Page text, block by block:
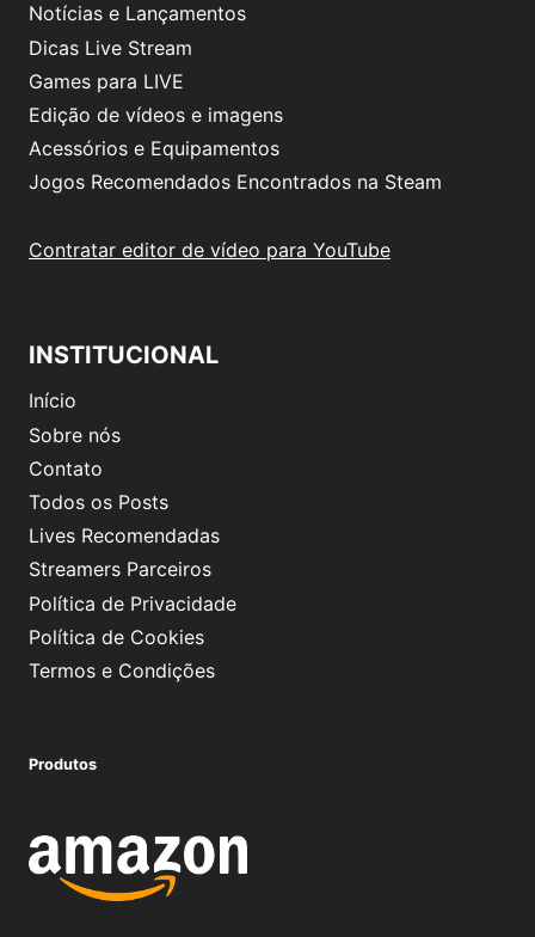
Notícias e Lançamentos
Dicas Live Stream
Games para LIVE
Edição de vídeos e imagens
Acessórios e Equipamentos
Jogos Recomendados Encontrados na Steam
Contratar editor de vídeo para YouTube
INSTITUCIONAL
Início
Sobre nós
Contato
Todos os Posts
Lives Recomendadas
Streamers Parceiros
Política de Privacidade
Política de Cookies
Termos e Condições
Produtos